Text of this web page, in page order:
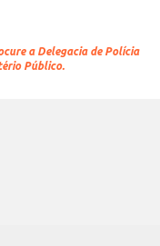
a Delegacia de Polícia
Público.